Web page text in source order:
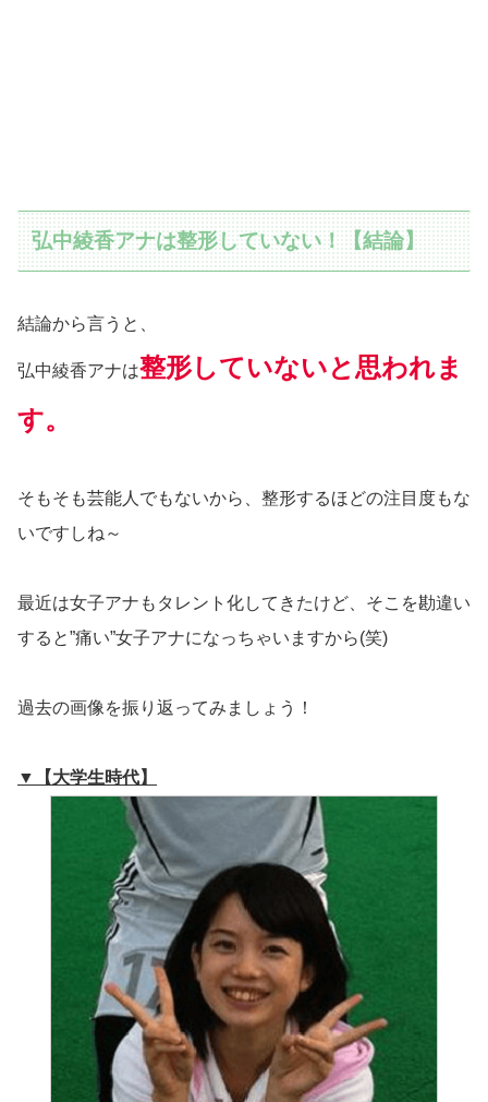
弘中綾香アナは整形していない！【結論】
結論から言うと、
弘中綾香アナは整形していないと思われま
す。
そもそも芸能人でもないから、整形するほどの注目度もな
いですしね～
最近は女子アナもタレント化してきたけど、そこを勘違い
すると”痛い”女子アナになっちゃいますから(笑)
過去の画像を振り返ってみましょう！
▼【大学生時代】